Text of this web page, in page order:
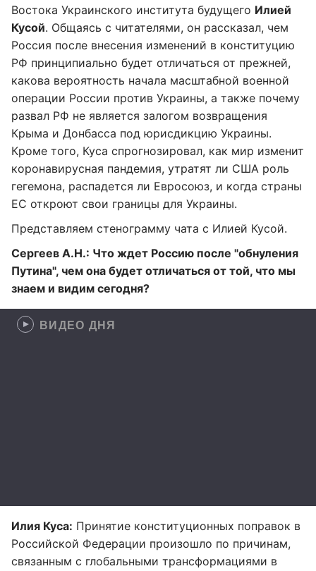
Востока Украинского института будущего Илией
Кусой. Общаясь с читателями, он рассказал, чем
Россия после внесения изменений в конституцию
РФ принципиально будет отличаться от прежней,
какова вероятность начала масштабной военной
операции России против Украины, а также почему
развал РФ не является залогом возвращения
Крыма и Донбасса под юрисдикцию Украины.
Кроме того, Куса спрогнозировал, как мир изменит
коронавирусная пандемия, утратят ли США роль
гегемона, распадется ли Евросоюз, и когда страны
ЕС откроют свои границы для Украины.
Представляем стенограмму чата с Илией Кусой.
Сергеев А.Н.: Что ждет Россию после "обнуления
Путина", чем она будет отличаться от той, что мы
знаем и видим сегодня?
ВИДЕО ДНЯ
Илия Куса: Принятие конституционных поправок в
Российской Федерации произошло по причинам,
связанным с глобальными трансформациями в